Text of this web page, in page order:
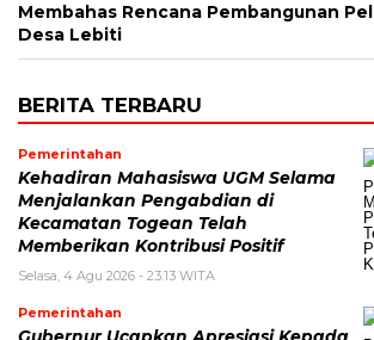
Membahas Rencana Pembangunan
Desa Lebiti
BERITA TERBARU
Pemerintahan
Kehadiran Mahasiswa UGM Selama
Menjalankan Pengabdian di
Kecamatan Togean Telah
Memberikan Kontribusi Positif
Selasa, 4 Agu 2026 - 23:13 WITA
Pemerintahan
Gubernur Ucapkan Apresiasi Kepada